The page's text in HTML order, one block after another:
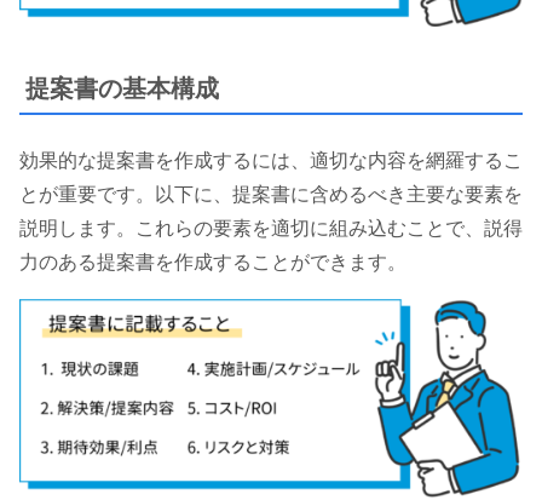
提案書の基本構成
効果的な提案書を作成するには、適切な内容を網羅するこ
とが重要です。以下に、提案書に含めるべき主要な要素を
説明します。これらの要素を適切に組み込むことで、説得
力のある提案書を作成することができます。